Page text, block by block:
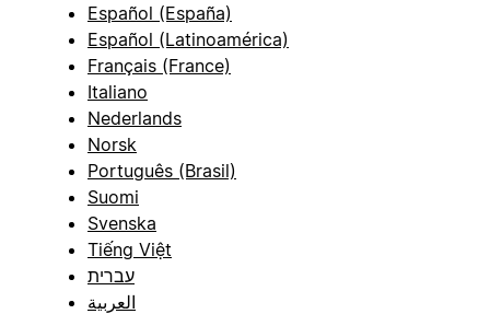
Español (España)
Español (Latinoamérica)
Français (France)
Italiano
Nederlands
Norsk
Português (Brasil)
Suomi
Svenska
Tiếng Việt
עברית
العربية